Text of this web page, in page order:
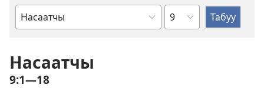
Ыйык
китеп
Бөлүм
Насаатчы
9:1—18